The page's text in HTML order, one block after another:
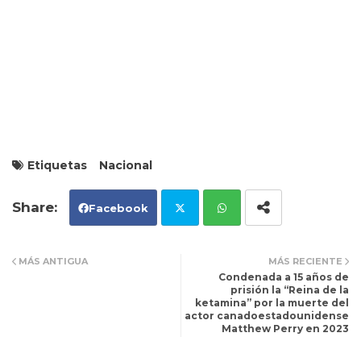
Etiquetas Nacional
Facebook
er
ats
ap
MÁS RECIENTE
Condenada a 15 años de
prisión la “Reina de la
ketamina” por la muerte del
actor canadoestadounidense
Matthew Perry en 2023
MÁS ANTIGUA